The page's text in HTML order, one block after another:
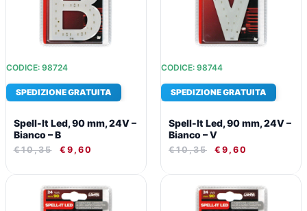
CODICE: 98724
SPEDIZIONE GRATUITA
Spell-It Led, 90 mm, 24V –
Bianco – B
€10,35 € 9,60
CODICE: 98744
SPEDIZIONE GRATUITA
Spell-It Led, 90 mm, 24V –
Bianco – V
€10,35 € 9,60
PREZZO
ORIGINALE
PREZZO
ATTUALE
PREZZO
ORIGINALE
PREZZO
ATTUALE